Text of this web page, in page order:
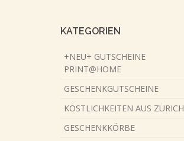
KATEGORIEN
+NEU+ GUTSCHEINE
PRINT@HOME
GESCHENKGUTSCHEINE
KÖSTLICHKEITEN AUS ZÜRICH
GESCHENKKÖRBE